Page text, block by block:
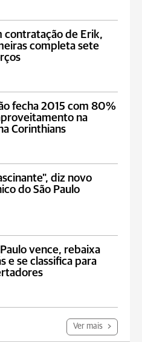
contratação de Erik,
completa sete
fecha 2015 com 80%
na
Corinthians
diz novo
do São Paulo
vence, rebaixa
e se classifica para
Ver mais